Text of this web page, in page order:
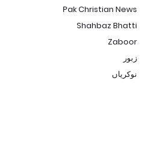
Pak Christian News
Shahbaz Bhatti
Zaboor
زبور
نوکریاں